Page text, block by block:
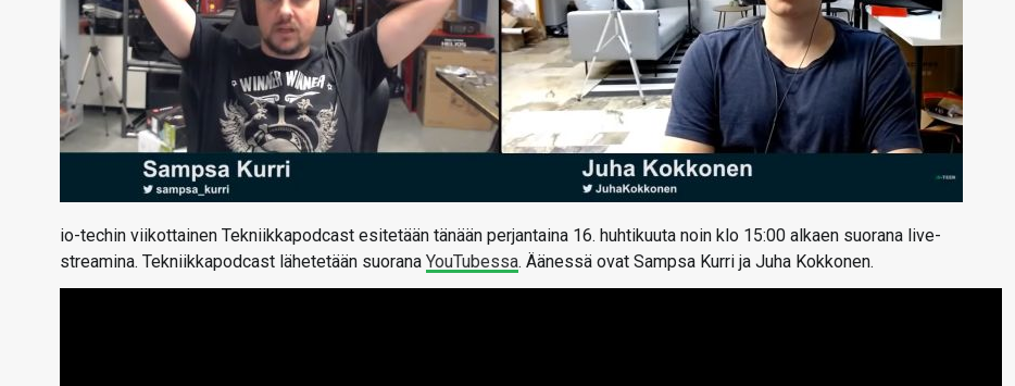
io-techin viikottainen Tekniikkapodcast esitetään tänään perjantaina 16. huhtikuuta noin klo 15:00 alkaen suorana live-
streamina. Tekniikkapodcast lähetetään suorana YouTubessa. Äänessä ovat Sampsa Kurri ja Juha Kokkonen.